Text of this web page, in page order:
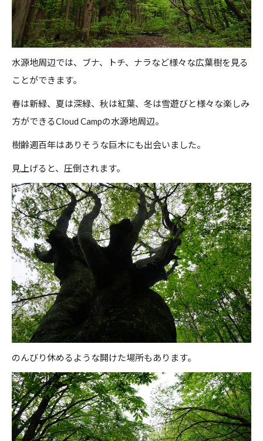
水源地周辺では、ブナ、トチ、ナラなど様々な広葉樹を見る
ことができます。
春は新緑、夏は深緑、秋は紅葉、冬は雪遊びと様々な楽しみ
方ができるCloud Campの水源地周辺。
樹齢週百年はありそうな巨木にも出会いました。
見上げると、圧倒されます。
のんびり休めるような開けた場所もあります。